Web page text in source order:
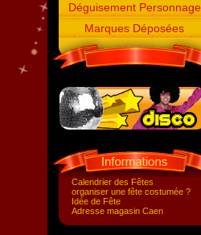
Déguisement Personnage
Marques Déposées
Calendrier des Fêtes
organiser une fête costumée ?
Idée de Fête
Adresse magasin Caen